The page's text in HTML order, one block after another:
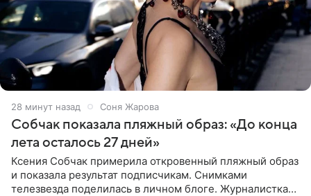
28 минут назад Соня Жарова
Собчак показала пляжный образ: «До конца
лета осталось 27 дней»
Ксения Собчак примерила откровенный пляжный образ
и показала результат подписчикам. Снимками
телезвезда поделилась в личном блоге. Журналистка